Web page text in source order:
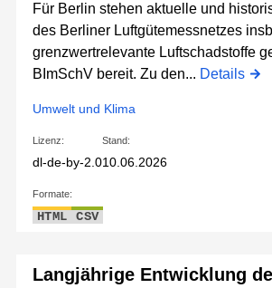
Für Berlin stehen aktuelle und
des Berliner Luftgütemessnetzes
grenzwertrelevante Luftschadstoffe
BImSchV bereit. Zu den... Details
Umwelt und Klima
Lizenz:
dl-de-by-2.0
Stand:
10.06.2026
Formate:
HTML CSV
Langjährige Entwicklung